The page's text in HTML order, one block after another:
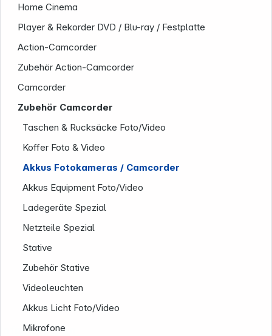
Home Cinema
Player & Rekorder DVD / Blu-ray / Festplatte
Action-Camcorder
Zubehör Action-Camcorder
Camcorder
Zubehör Camcorder
Taschen & Rucksäcke Foto/Video
Koffer Foto & Video
Akkus Fotokameras / Camcorder
Akkus Equipment Foto/Video
Ladegeräte Spezial
Netzteile Spezial
Stative
Zubehör Stative
Videoleuchten
Akkus Licht Foto/Video
Mikrofone
Informationen